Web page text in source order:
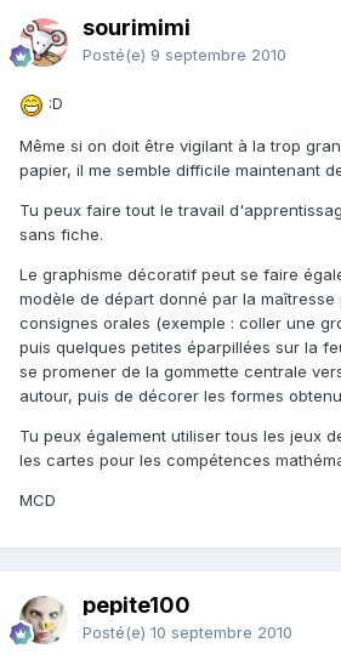
sourimimi
Posté(e) 9 septembre 2010
:D
Même si on doit être vigilant à la trop
papier, il me semble difficile maintenant
Tu peux faire tout le travail
sans fiche.
Le graphisme décoratif peut se faire
modèle de départ donné par la maîtresse
consignes orales (exemple : coller une
puis quelques petites éparpillées sur la
se promener de la gommette centrale
autour, puis de décorer les formes
Tu peux également utiliser tous les jeux
les cartes pour les compétences
MCD
pepite100
Posté(e) 10 septembre 2010